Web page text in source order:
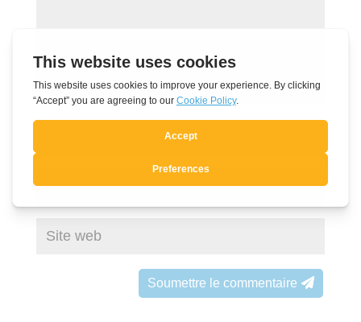
Soumettre le commentaire